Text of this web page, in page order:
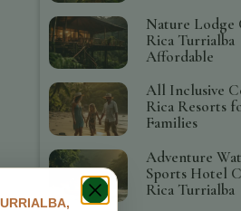
Nature Lodge
Rica Turrialba
Affordable
All Inclusive
Rica Resorts
Families
Adventure
Sports Hotel
Rica Turrialba